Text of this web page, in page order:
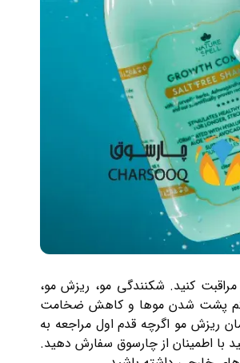
کنید. شکنندگی مو، ریزش مو،
کم پشت شدن موها و کاهش ضخامت
ریزش مو اگرچه قدم اول مراجعه به
اطمینان از چارسوق سفارش دهید.